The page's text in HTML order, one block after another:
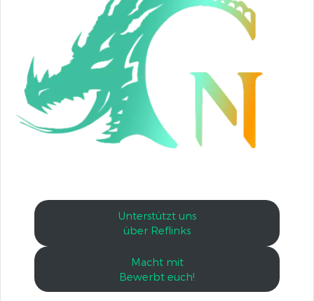
Unterstützt uns
über Reflinks
Macht mit
Bewerbt euch!